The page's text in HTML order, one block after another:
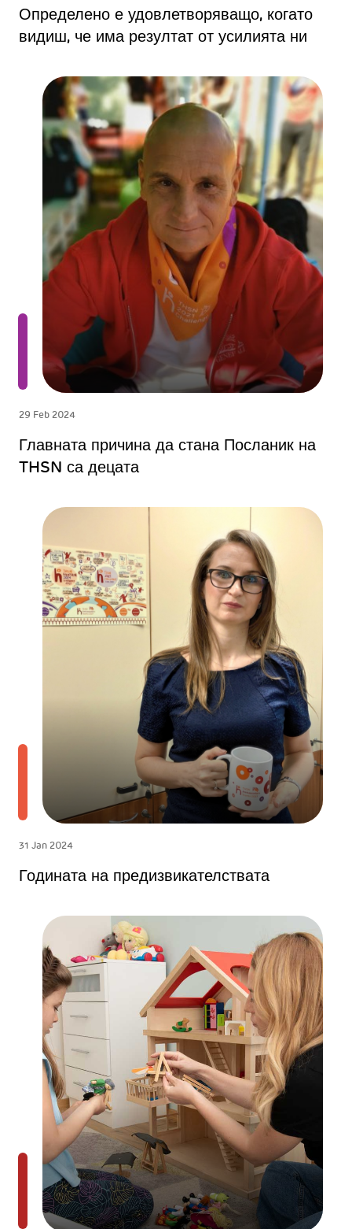
Определено е удовлетворяващо, когато
видиш, че има резултат от усилията ни
29 Feb 2024
Главната причина да стана Посланик на
THSN са децата
31 Jan 2024
Годината на предизвикателствата